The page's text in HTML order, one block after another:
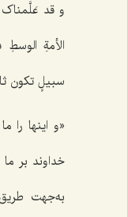
و قد
الأمةِ
سبیلٍ تکون
«و اینها را
خداوند بر
به‌جهت